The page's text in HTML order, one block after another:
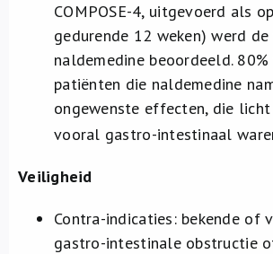
COMPOSE-4, uitgevoerd als
gedurende 12 weken) werd
naldemedine beoordeeld.
patiënten die naldemedine
ongewenste effecten, die
vooral gastro-intestinaal
Veiligheid
Contra-indicaties: bekende of
gastro-intestinale obstructie